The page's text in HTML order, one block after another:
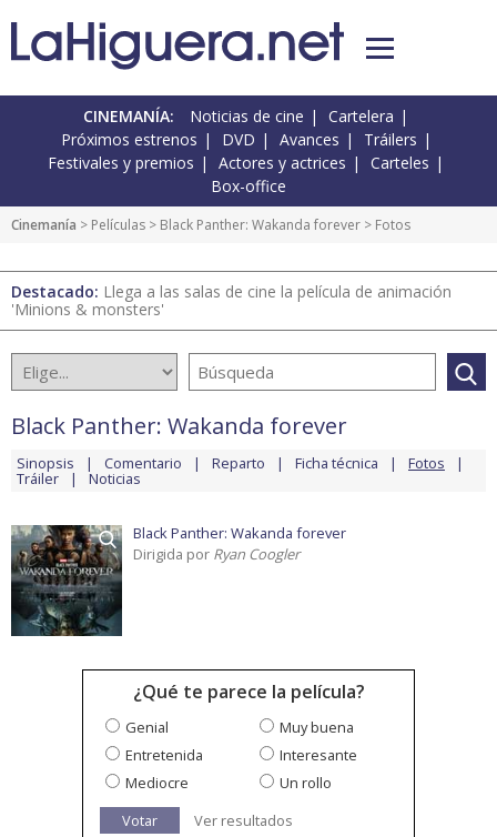
CINEMANÍA: Noticias de cine
Cartelera
Próximos estrenos
DVD Avances
Tráilers
Festivales y premios
Actores y actrices
Carteles
Box-office
Cinemanía > Películas > Black Panther: Wakanda forever > Fotos
Destacado: Llega a las salas de cine la película de animación
'Minions & monsters'
Black Panther: Wakanda forever
Sinopsis Comentario Reparto Ficha técnica Fotos
Tráiler Noticias
Black Panther: Wakanda forever
Dirigida por Ryan Coogler
¿Qué te parece la película?
Genial
Muy buena
Entretenida
Interesante
Mediocre
Un rollo
Votar
Ver resultados